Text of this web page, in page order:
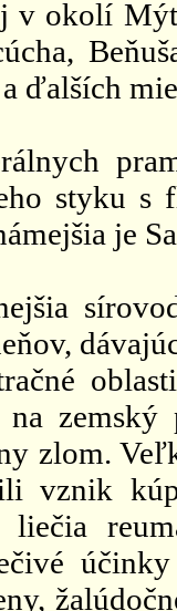
v okolí
ďalších
styku s
je
zemský
zlom.
vznik